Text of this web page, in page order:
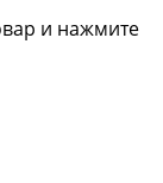
и нажмите